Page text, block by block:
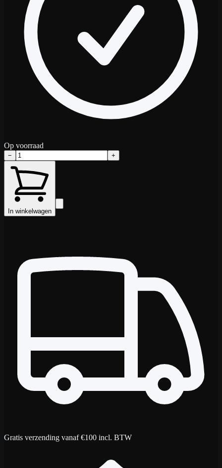
Op voorraad
− +
In winkelwagen
Gratis verzending vanaf €100 incl. BTW